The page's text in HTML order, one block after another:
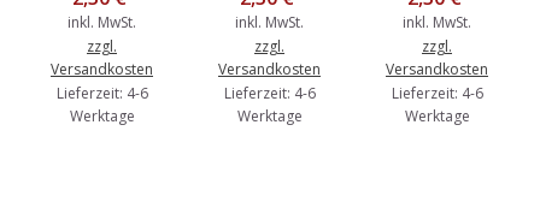
inkl. MwSt.
zzgl.
Versandkosten
Lieferzeit: 4-6
Werktage
inkl. MwSt.
zzgl.
Versandkosten
Lieferzeit: 4-6
Werktage
inkl. MwSt.
zzgl.
Versandkosten
Lieferzeit: 4-6
Werktage